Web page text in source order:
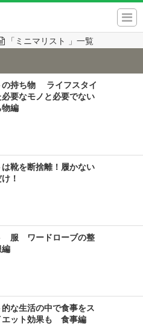
「ミニマリスト 」一覧
の持ち物 ライフスタイ
要なモノと必要でない
編
は靴を断捨離！履かない
！
服 ワードローブの整
的な生活の中で食事をス
エット効果も 食事編